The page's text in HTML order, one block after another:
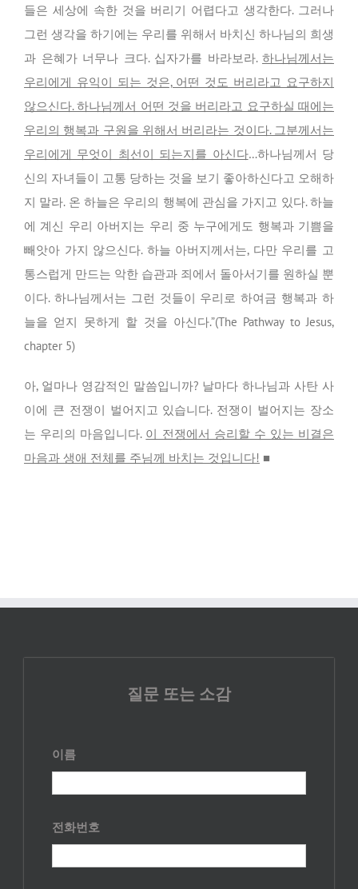
들은 세상에 속한 것을 버리기 어렵다고 생각한다. 그러나
그런 생각을 하기에는 우리를 위해서 바치신 하나님의 희생
과 은혜가 너무나 크다. 십자가를 바라보라. 하나님께서는
우리에게 유익이 되는 것은, 어떤 것도 버리라고 요구하지
않으신다. 하나님께서 어떤 것을 버리라고 요구하실 때에는
우리의 행복과 구원을 위해서 버리라는 것이다. 그분께서는
우리에게 무엇이 최선이 되는지를 아신다…하나님께서 당
신의 자녀들이 고통 당하는 것을 보기 좋아하신다고 오해하
지 말라. 온 하늘은 우리의 행복에 관심을 가지고 있다. 하늘
에 계신 우리 아버지는 우리 중 누구에게도 행복과 기쁨을
빼앗아 가지 않으신다. 하늘 아버지께서는, 다만 우리를 고
통스럽게 만드는 악한 습관과 죄에서 돌아서기를 원하실 뿐
이다. 하나님께서는 그런 것들이 우리로 하여금 행복과 하
늘을 얻지 못하게 할 것을 아신다.”(The Pathway to Jesus,
chapter 5)
아, 얼마나 영감적인 말씀입니까? 날마다 하나님과 사탄 사
이에 큰 전쟁이 벌어지고 있습니다. 전쟁이 벌어지는 장소
는 우리의 마음입니다. 이 전쟁에서 승리할 수 있는 비결은
마음과 생애 전체를 주님께 바치는 것입니다! ■
질문 또는 소감
이름
전화번호